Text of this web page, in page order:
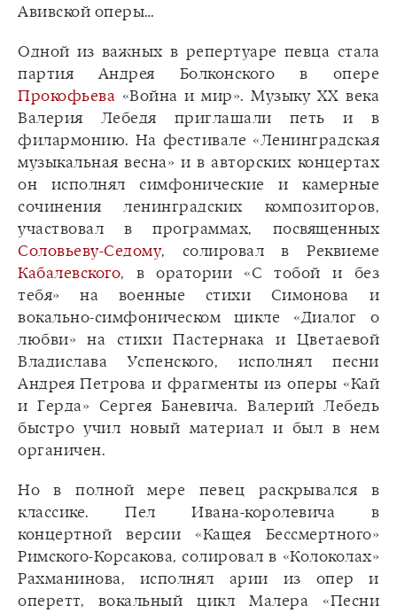
Авивской оперы…
Одной из важных в репертуаре певца стала
партия Андрея Болконского в опере
Прокофьева «Война и мир». Музыку ХХ века
Валерия Лебедя приглашали петь и в
филармонию. На фестивале «Ленинградская
музыкальная весна» и в авторских концертах
он исполнял симфонические и камерные
сочинения ленинградских композиторов,
участвовал в программах, посвященных
Соловьеву-Седому, солировал в Реквиеме
Кабалевского, в оратории «С тобой и без
тебя» на военные стихи Симонова и
вокально-симфоническом цикле «Диалог о
любви» на стихи Пастернака и Цветаевой
Владислава Успенского, исполнял песни
Андрея Петрова и фрагменты из оперы «Кай
и Герда» Сергея Баневича. Валерий Лебедь
быстро учил новый материал и был в нем
органичен.
Но в полной мере певец раскрывался в
классике. Пел Ивана-королевича в
концертной версии «Кащея Бессмертного»
Римского-Корсакова, солировал в «Колоколах»
Рахманинова, исполнял арии из опер и
оперетт, вокальный цикл Малера «Песни